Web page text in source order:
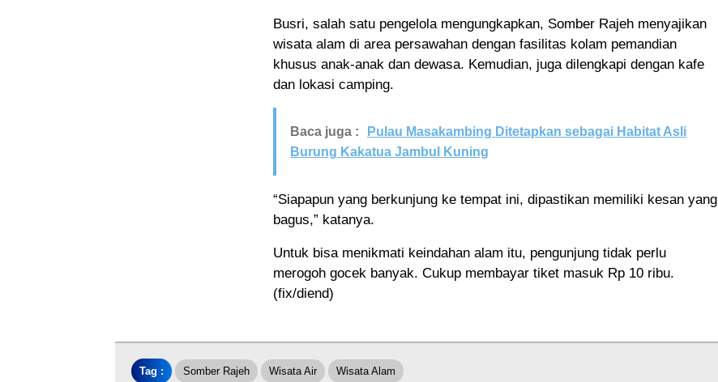
Busri, salah satu pengelola mengungkapkan, Somber Rajeh menyajikan
wisata alam di area persawahan dengan fasilitas kolam pemandian
khusus anak-anak dan dewasa. Kemudian, juga dilengkapi dengan kafe
dan lokasi camping.
Baca juga :
Pulau Masakambing Ditetapkan sebagai Habitat Asli
Burung Kakatua Jambul Kuning
“Siapapun yang berkunjung ke tempat ini, dipastikan memiliki kesan yang
bagus,” katanya.
Untuk bisa menikmati keindahan alam itu, pengunjung tidak perlu
merogoh gocek banyak. Cukup membayar tiket masuk Rp 10 ribu.
(fix/diend)
Tag : Somber Rajeh Wisata Air Wisata Alam